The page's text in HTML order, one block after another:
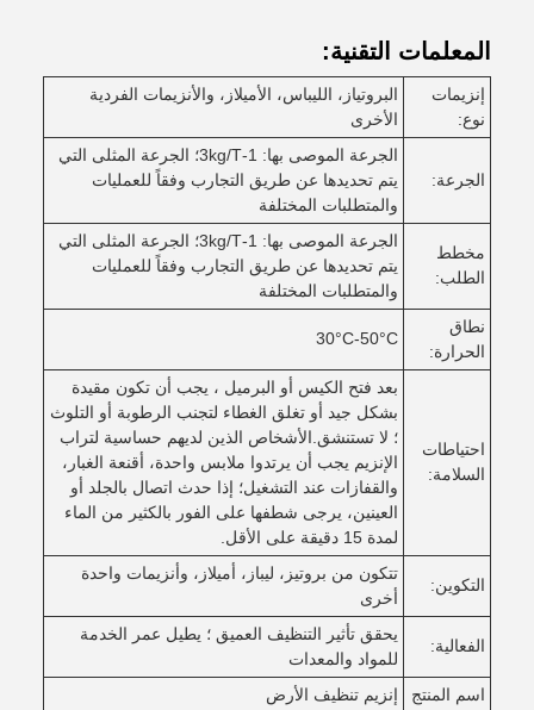
المعلمات التقنية:
إنزيمات
نوع:
البروتياز، الليباس، الأميلاز، والأنزيمات الفردية
الأخرى
الجرعة:
الجرعة الموصى بها: 1-3kg/T؛ الجرعة المثلى التي
يتم تحديدها عن طريق التجارب وفقاً للعمليات
والمتطلبات المختلفة
مخطط
الطلب:
الجرعة الموصى بها: 1-3kg/T؛ الجرعة المثلى التي
يتم تحديدها عن طريق التجارب وفقاً للعمليات
والمتطلبات المختلفة
نطاق
الحرارة:
30°C-50°C
احتياطات
السلامة:
بعد فتح الكيس أو البرميل ، يجب أن تكون مقيدة
بشكل جيد أو تغلق الغطاء لتجنب الرطوبة أو التلوث
؛ لا تستنشق.الأشخاص الذين لديهم حساسية لتراب
الإنزيم يجب أن يرتدوا ملابس واحدة، أقنعة الغبار،
والقفازات عند التشغيل؛ إذا حدث اتصال بالجلد أو
العينين، يرجى شطفها على الفور بالكثير من الماء
لمدة 15 دقيقة على الأقل.
التكوين:
تتكون من بروتيز، ليباز، أميلاز، وأنزيمات واحدة
أخرى
الفعالية:
يحقق تأثير التنظيف العميق ؛ يطيل عمر الخدمة
للمواد والمعدات
اسم المنتج
إنزيم تنظيف الأرض